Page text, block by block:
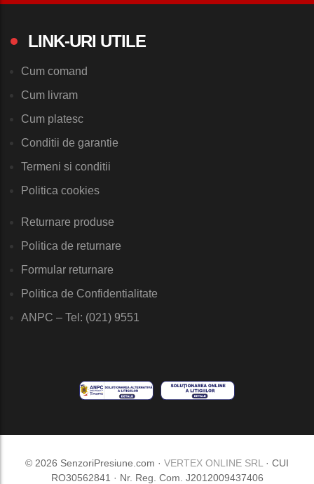
LINK-URI UTILE
Cum comand
Cum livram
Cum platesc
Conditii de garantie
Termeni si conditii
Politica cookies
Returnare produse
Politica de returnare
Formular returnare
Politica de Confidentialitate
ANPC – Tel: (021) 9551
© 2026 SenzoriPresiune.com · VERTEX ONLINE SRL· CUI
RO30562841 · Nr. Reg. Com. J2012009437406